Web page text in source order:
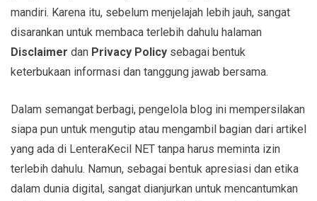
mandiri. Karena itu, sebelum menjelajah lebih jauh, sangat
disarankan untuk membaca terlebih dahulu halaman
Disclaimer dan Privacy Policy sebagai bentuk
keterbukaan informasi dan tanggung jawab bersama.
Dalam semangat berbagi, pengelola blog ini mempersilakan
siapa pun untuk mengutip atau mengambil bagian dari artikel
yang ada di LenteraKecil NET tanpa harus meminta izin
terlebih dahulu. Namun, sebagai bentuk apresiasi dan etika
dalam dunia digital, sangat dianjurkan untuk mencantumkan